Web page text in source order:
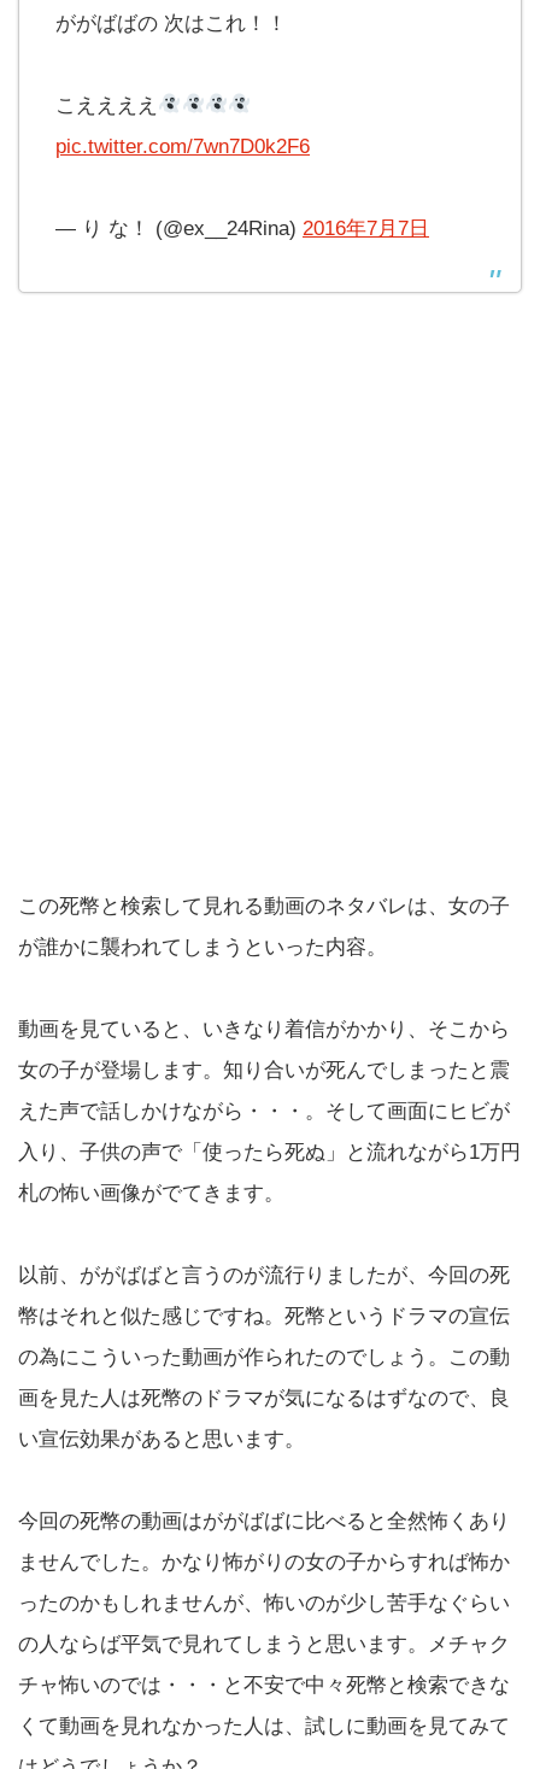
ががばばの 次はこれ！！
こええええ
pic.twitter.com/7wn7D0k2F6
— り な！ (@ex__24Rina) 2016年7月7日
この死幣と検索して見れる動画のネタバレは、女の子
が誰かに襲われてしまうといった内容。
動画を見ていると、いきなり着信がかかり、そこから
女の子が登場します。知り合いが死んでしまったと震
えた声で話しかけながら・・・。そして画面にヒビが
入り、子供の声で「使ったら死ぬ」と流れながら1万円
札の怖い画像がでてきます。
以前、ががばばと言うのが流行りましたが、今回の死
幣はそれと似た感じですね。死幣というドラマの宣伝
の為にこういった動画が作られたのでしょう。この動
画を見た人は死幣のドラマが気になるはずなので、良
い宣伝効果があると思います。
今回の死幣の動画はががばばに比べると全然怖くあり
ませんでした。かなり怖がりの女の子からすれば怖か
ったのかもしれませんが、怖いのが少し苦手なぐらい
の人ならば平気で見れてしまうと思います。メチャク
チャ怖いのでは・・・と不安で中々死幣と検索できな
くて動画を見れなかった人は、試しに動画を見てみて